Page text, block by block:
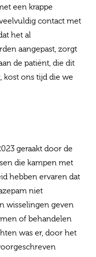
een krappe
veelvuldig contact met
het al
aangepast, zorgt
de patiënt, die dit
kost ons tijd die we
geraakt door de
die kampen met
hebben ervaren dat
niet
wisselingen geven
of behandelen
was er, door het